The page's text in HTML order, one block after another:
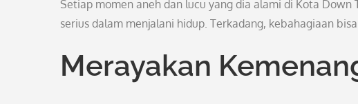
Setiap momen aneh dan lucu yang dia alami di Kota
serius dalam menjalani hidup. Terkadang, kebahagiaan
Merayakan